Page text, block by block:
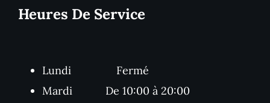
Heures De Service
Lundi Fermé
Mardi De 10:00 à 20:00